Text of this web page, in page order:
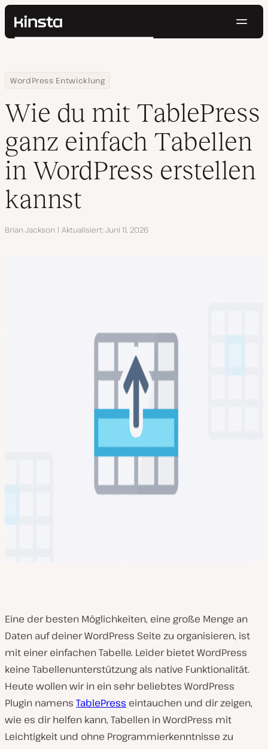
Kinsta®
Preise
Kontakt
Suchen
Home
Ressourcen Center
WordPress Entwicklung
Wie du mit TablePress ganz einfach Tabellen in WordPress
Wie du mit TablePress
ganz einfach Tabellen
in WordPress erstellen
kannst
Autor
Brian Jackson Aktualisiert Juni 11, 2026
Eine der besten Möglichkeiten, eine große Menge an
Daten auf deiner WordPress Seite zu organisieren, ist
mit einer einfachen Tabelle. Leider bietet WordPress
keine Tabellenunterstützung als native Funktionalität.
Heute wollen wir in ein sehr beliebtes WordPress
Plugin namens TablePress eintauchen und dir zeigen,
wie es dir helfen kann, Tabellen in WordPress mit
Leichtigkeit und ohne Programmierkenntnisse zu